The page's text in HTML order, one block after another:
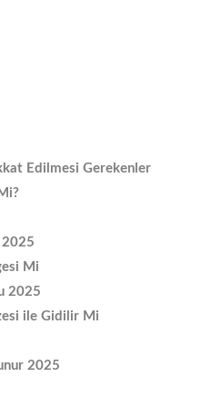
Edilmesi Gerekenler
2025
Mi
2025
ile Gidilir Mi
2025